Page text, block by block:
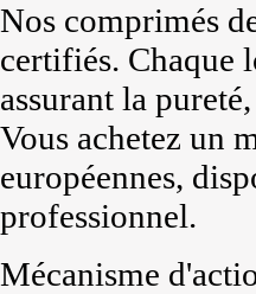
Nos comprimés
certifiés. Chaque
assurant la
Vous achetez un
européennes,
professionnel.
Mécanisme